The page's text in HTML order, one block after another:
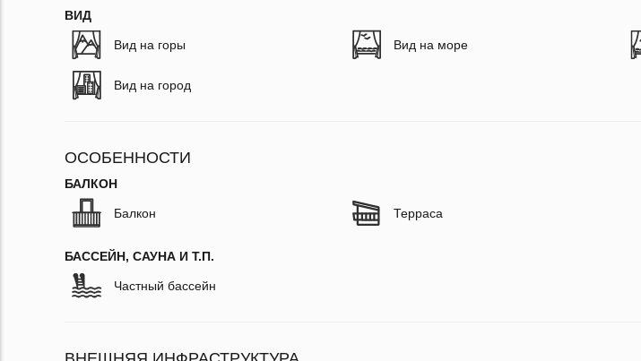
ВИД
Вид на горы Вид на море
Вид на город
ОСОБЕННОСТИ
БАЛКОН
Балкон Терраса
БАССЕЙН, САУНА И Т.П.
Частный бассейн